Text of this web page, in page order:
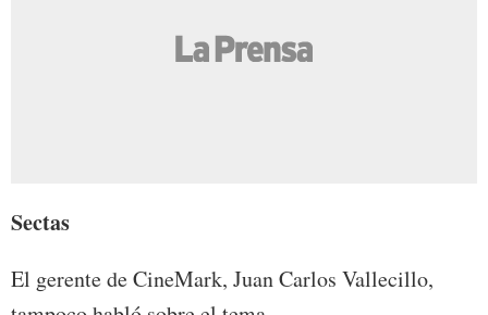
Sectas
El gerente de CineMark, Juan Carlos Vallecillo,